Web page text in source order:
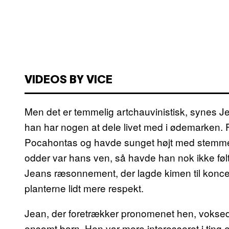
VIDEOS BY VICE
Men det er temmelig artchauvinistisk, synes
han har nogen at dele livet med i
Pocahontas og havde sunget højt med
odder var hans ven, så havde han nok ikke
Jeans ræsonnement, der lagde kimen til
planterne lidt mere respekt.
Jean, der foretrækker pronomenet hen,